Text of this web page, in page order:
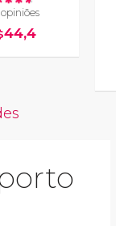
opiniões
44,4